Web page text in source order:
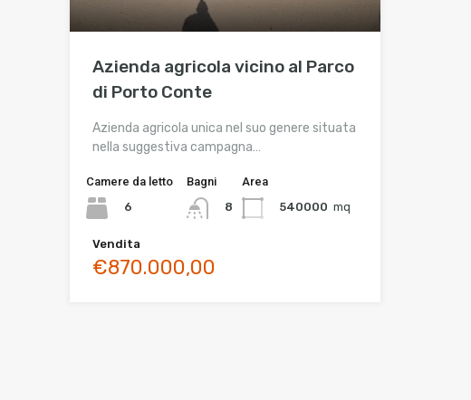
Azienda agricola vicino al Parco
di Porto Conte
Azienda agricola unica nel suo genere situata
nella suggestiva campagna…
Camere da letto
6
Bagni
8
Area
540000 mq
Vendita
€870.000,00